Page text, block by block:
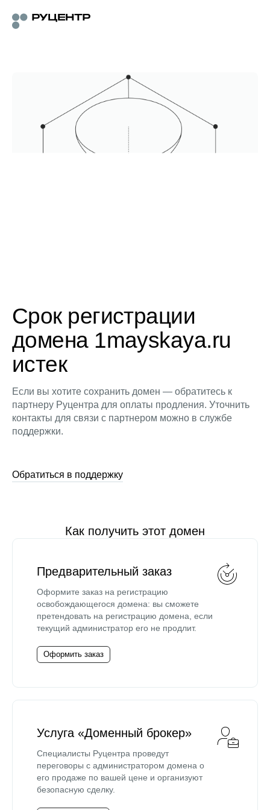
Срок регистрации
домена 1mayskaya.ru
истек
Если вы хотите сохранить домен — обратитесь к
партнеру Руцентра для оплаты продления. Уточнить
контакты для связи с партнером можно в службе
поддержки.
Обратиться в поддержку
Как получить этот домен
Предварительный заказ
Оформите заказ на регистрацию
освобождающегося домена: вы сможете
претендовать на регистрацию домена, если
текущий администратор его не продлит.
Оформить заказ
Услуга «Доменный брокер»
Специалисты Руцентра проведут
переговоры с администратором домена о
его продаже по вашей цене и организуют
безопасную сделку.